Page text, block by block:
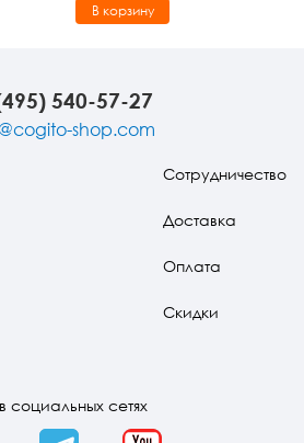
В корзину
540-57-27
shop.com
Сотрудничество
Доставка
Оплата
Скидки
социальных сетях